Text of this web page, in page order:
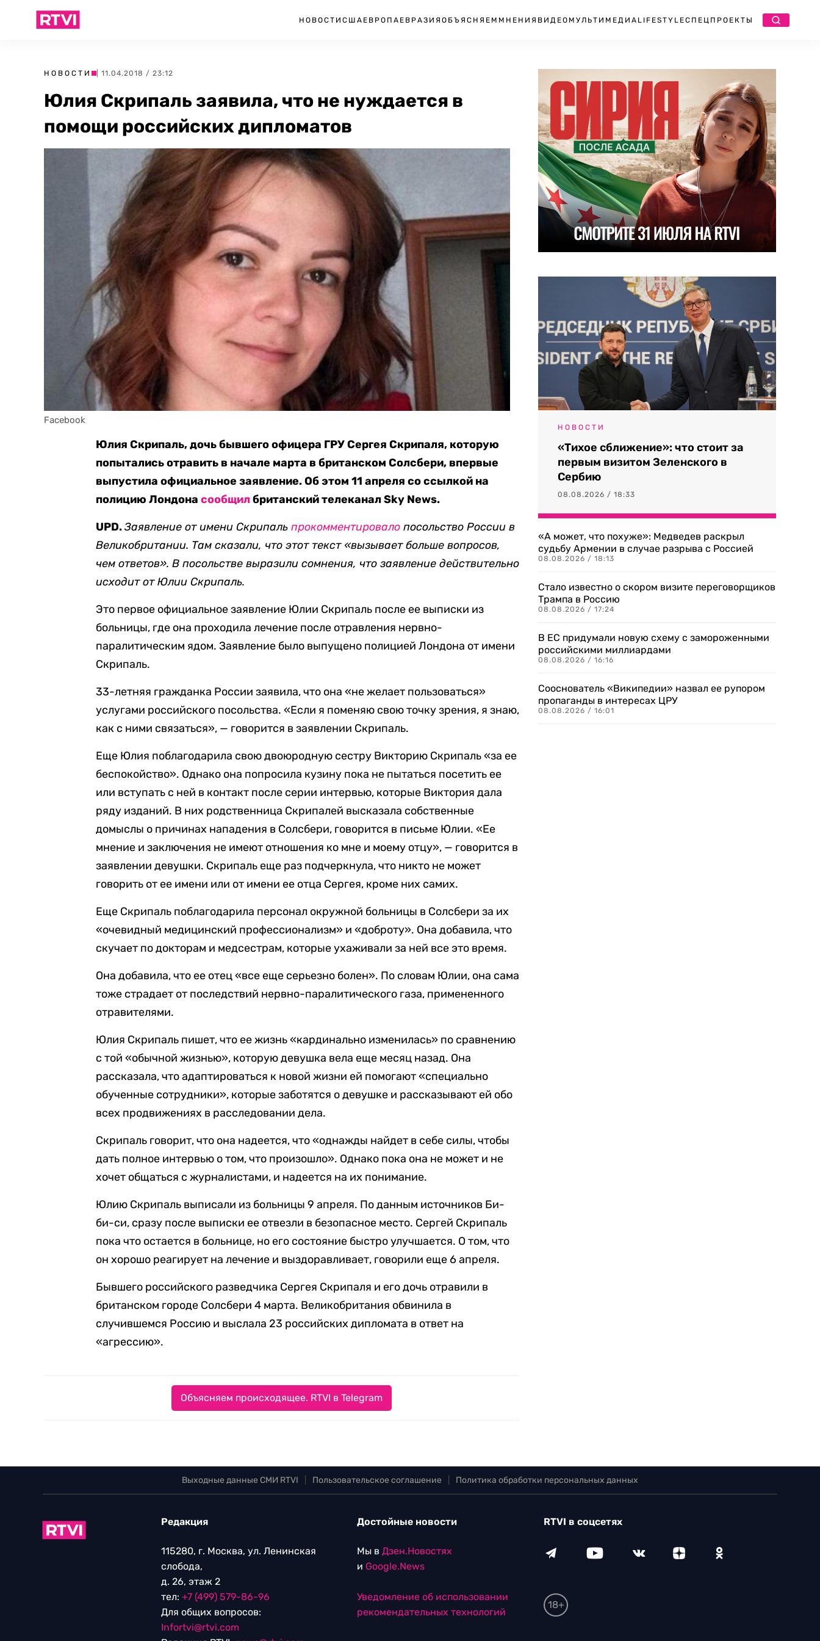
НОВОСТИ США ЕВРОПА ЕВРАЗИЯ ОБЪЯСНЯЕМ МНЕНИЯ ВИДЕО МУЛЬТИМЕДИА LIFESTYLEСПЕЦПРОЕКТЫ
НОВОСТИ | 11.04.2018 / 23:12
Юлия Скрипаль заявила, что не нуждается в
помощи российских дипломатов
Facebook
Юлия Скрипаль, дочь бывшего офицера ГРУ Сергея Скрипаля, которую
попытались отравить в начале марта в британском Солсбери, впервые
выпустила официальное заявление. Об этом 11 апреля со ссылкой на
полицию Лондонасообщилбританский телеканал Sky News.
UPD.Заявление от имени Скрипальпрокомментировало посольство России в
Великобритании. Там сказали, что этот текст «вызывает больше вопросов,
чем ответов». В посольстве выразили сомнения, что заявление действительно
исходит от Юлии Скрипаль.
Это первое официальное заявление Юлии Скрипаль после ее выписки из
больницы, где она проходила лечение после отравления нервно-
паралитическим ядом. Заявление было выпущено полицией Лондона от имени
Скрипаль.
33-летняя гражданка России заявила, что она «не желает пользоваться»
услугами российского посольства. «Если я поменяю свою точку зрения, я знаю,
как с ними связаться», — говорится в заявлении Скрипаль.
Еще Юлия поблагодарила свою двоюродную сестру Викторию Скрипаль «за ее
беспокойство». Однако она попросила кузину пока не пытаться посетить ее
или вступать с ней в контакт после серии интервью, которые Виктория дала
ряду изданий. В них родственница Скрипалей высказала собственные
домыслы о причинах нападения в Солсбери, говорится в письме Юлии. «Ее
мнение и заключения не имеют отношения ко мне и моему отцу», — говорится в
заявлении девушки. Скрипаль еще раз подчеркнула, что никто не может
говорить от ее имени или от имени ее отца Сергея, кроме них самих.
Еще Скрипаль поблагодарила персонал окружной больницы в Солсбери за их
«очевидный медицинский профессионализм» и «доброту». Она добавила, что
скучает по докторам и медсестрам, которые ухаживали за ней все это время.
Она добавила, что ее отец «все еще серьезно болен». По словам Юлии, она сама
тоже страдает от последствий нервно-паралитического газа, примененного
отравителями.
Юлия Скрипаль пишет, что ее жизнь «кардинально изменилась» по сравнению
с той «обычной жизнью», которую девушка вела еще месяц назад. Она
рассказала, что адаптироваться к новой жизни ей помогают «специально
обученные сотрудники», которые заботятся о девушке и рассказывают ей обо
всех продвижениях в расследовании дела.
Скрипаль говорит, что она надеется, что «однажды найдет в себе силы, чтобы
дать полное интервью о том, что произошло». Однако пока она не может и не
хочет общаться с журналистами, и надеется на их понимание.
Юлию Скрипаль выписали из больницы 9 апреля. По данным источников Би-
би-си, сразу после выписки ее отвезли в безопасное место. Сергей Скрипаль
пока что остается в больнице, но его состояние быстро улучшается. О том, что
он хорошо реагирует на лечение и выздоравливает, говорили еще 6 апреля.
Бывшего российского разведчика Сергея Скрипаля и его дочь отравили в
британском городе Солсбери 4 марта. Великобритания обвинила в
случившемся Россию и выслала 23 российских дипломата в ответ на
«агрессию».
Объясняем происходящее. RTVI в Telegram
НОВОСТИ
«Тихое сближение»: что стоит за
первым визитом Зеленского в
Сербию
08.08.2026 / 18:33
«А может, что похуже»: Медведев раскрыл
судьбу Армении в случае разрыва с Россией
08.08.2026 / 18:13
Стало известно о скором визите переговорщиков
Трампа в Россию
08.08.2026 / 17:24
В ЕС придумали новую схему с замороженными
российскими миллиардами
08.08.2026 / 16:16
Сооснователь «Википедии» назвал ее рупором
пропаганды в интересах ЦРУ
08.08.2026 / 16:01
Выходные данные СМИ RTVI Пользовательское соглашение Политика обработки персональных данных
Редакция
115280, г. Москва, ул. Ленинская
слобода,
д. 26, этаж 2
тел: +7 (499) 579-86-96
Для общих вопросов:
Infortvi@rtvi.com
Достойные новости
Мы в Дзен.Новостях
и Google.News
Уведомление об использовании
рекомендательных технологий
RTVI в соцсетях
18+